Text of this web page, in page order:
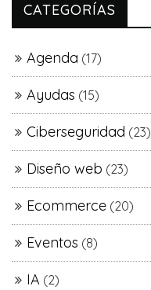
CATEGORÍAS
Agenda (17)
Ayudas (15)
Ciberseguridad (23)
Diseño web (23)
Ecommerce (20)
Eventos (8)
IA (2)